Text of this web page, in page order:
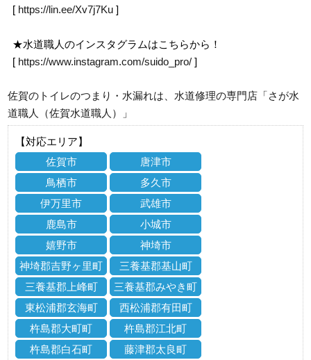
[ https://lin.ee/Xv7j7Ku ]
★水道職人のインスタグラムはこちらから！
[ https://www.instagram.com/suido_pro/ ]
佐賀のトイレのつまり・水漏れは、水道修理の専門店「さが水
道職人（佐賀水道職人）」
【対応エリア】
佐賀市
唐津市
鳥栖市
多久市
伊万里市
武雄市
鹿島市
小城市
嬉野市
神埼市
神埼郡吉野ヶ里町
三養基郡基山町
三養基郡上峰町
三養基郡みやき町
東松浦郡玄海町
西松浦郡有田町
杵島郡大町町
杵島郡江北町
杵島郡白石町
藤津郡太良町